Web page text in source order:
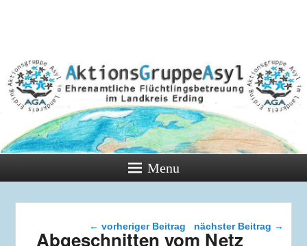
Menu
Beitragsnavigation
← vorheriger Beitrag nächster Beitrag →
Abgeschnitten vom Netz